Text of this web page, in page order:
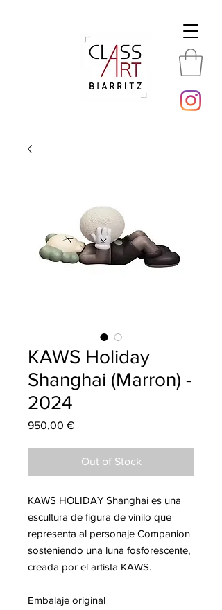
KAWS Holiday
Shanghai (Marron) -
2024
950,00 €Price
Out of Stock
KAWS HOLIDAY Shanghai es una
escultura de figura de vinilo que
representa al personaje Companion
sosteniendo una luna fosforescente,
creada por el artista KAWS.
Embalaje original